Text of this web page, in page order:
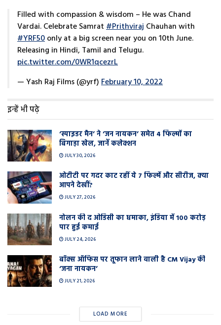
Filled with compassion & wisdom – He was Chand
Vardai. Celebrate Samrat#Prithviraj Chauhan with
#YRF50only at a big screen near you on 10th June.
Releasing in Hindi, Tamil and Telugu.
pic.twitter.com/0WR1qcezrL
— Yash Raj Films (@yrf)February 10, 2022
इन्हें भी पढ़े
‘स्पाइडर मैन’ ने ‘जन नायकन’ समेत 4 फिल्मों का
बिगाड़ा खेल, जानें कलेक्शन
JULY 30, 2026
ओटीटी पर गदर काट रहीं ये 7 फिल्में और सीरीज, क्या
आपने देखीं?
JULY 27, 2026
नोलन की द ओडिसी का धमाका, इंडिया में 100 करोड़
पार हुई कमाई
JULY 24, 2026
बॉक्स ऑफिस पर तूफान लाने वाली है CM Vijay की
‘जना नायकन’
JULY 21, 2026
LOAD MORE